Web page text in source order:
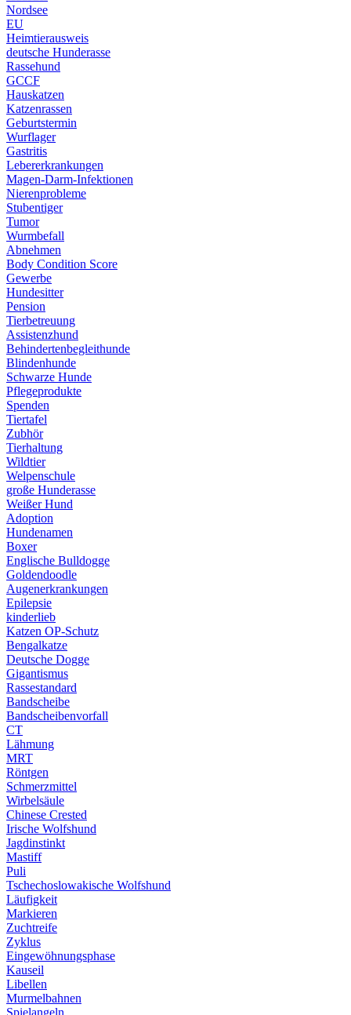
Nordsee
EU
Heimtierausweis
deutsche Hunderasse
Rassehund
GCCF
Hauskatzen
Katzenrassen
Geburtstermin
Wurflager
Gastritis
Lebererkrankungen
Magen-Darm-Infektionen
Nierenprobleme
Stubentiger
Tumor
Wurmbefall
Abnehmen
Body Condition Score
Gewerbe
Hundesitter
Pension
Tierbetreuung
Assistenzhund
Behindertenbegleithunde
Blindenhunde
Schwarze Hunde
Pflegeprodukte
Spenden
Tiertafel
Zubhör
Tierhaltung
Wildtier
Welpenschule
große Hunderasse
Weißer Hund
Adoption
Hundenamen
Boxer
Englische Bulldogge
Goldendoodle
Augenerkrankungen
Epilepsie
kinderlieb
Katzen OP-Schutz
Bengalkatze
Deutsche Dogge
Gigantismus
Rassestandard
Bandscheibe
Bandscheibenvorfall
CT
Lähmung
MRT
Röntgen
Schmerzmittel
Wirbelsäule
Chinese Crested
Irische Wolfshund
Jagdinstinkt
Mastiff
Puli
Tschechoslowakische Wolfshund
Läufigkeit
Markieren
Zuchtreife
Zyklus
Eingewöhnungsphase
Kauseil
Libellen
Murmelbahnen
Spielangeln